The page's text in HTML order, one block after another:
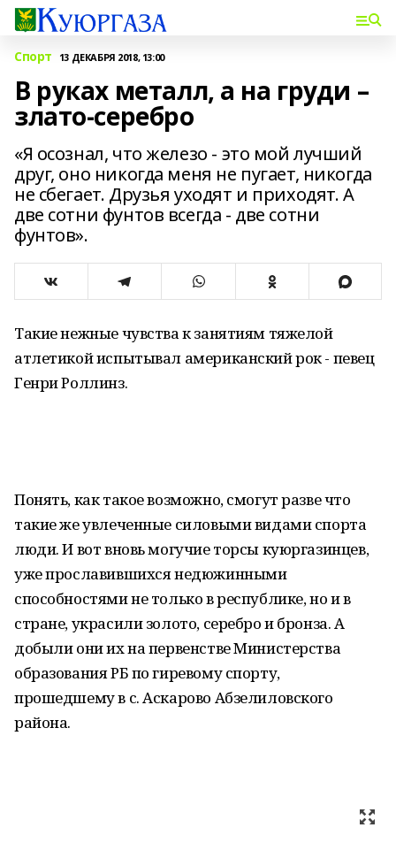
Спорт 13 ДЕКАБРЯ 2018, 13:00
В руках металл, а на груди –
злато-серебро
«Я осознал, что железо - это мой лучший
друг, оно никогда меня не пугает, никогда
не сбегает. Друзья уходят и приходят. А
две сотни фунтов всегда - две сотни
фунтов».
Такие нежные чувства к занятиям тяжелой
атлетикой испытывал американский рок - певец
Генри Роллинз.
Понять, как такое возможно, смогут разве что
такие же увлеченные силовыми видами спорта
люди. И вот вновь могучие торсы куюргазинцев,
уже прославившихся недюжинными
способностями не только в республике, но и в
стране, украсили золото, серебро и бронза. А
добыли они их на первенстве Министерства
образования РБ по гиревому спорту,
прошедшему в с. Аскарово Абзелиловского
района.